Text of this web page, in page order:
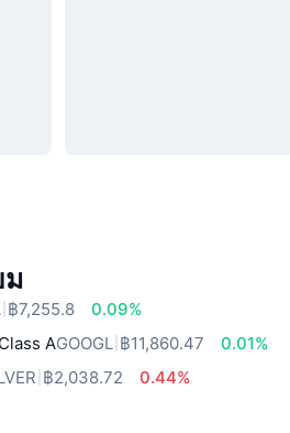
฿7,255.8
0.09%
AGOOGL ฿11,860.47
0.01%
฿2,038.72
0.44%